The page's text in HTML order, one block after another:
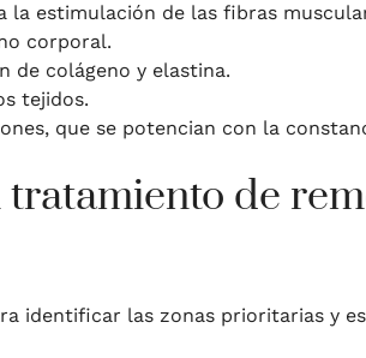
la estimulación de las fibras
corporal.
de colágeno y elastina.
tejidos.
que se potencian con la
tratamiento de
identificar las zonas prioritarias y